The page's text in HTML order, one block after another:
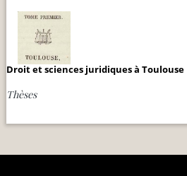
Droit et sciences juridiques à Toulouse
Thèses